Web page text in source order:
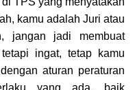
kamu adalah Juri atau
jangan jadi membuat
ingat, tetap kamu
aturan peraturan
yang ada, baik